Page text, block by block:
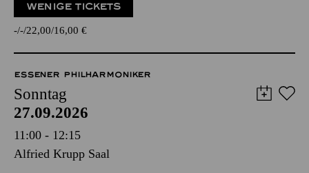
WENIGE TICKETS
- - 22,00 16,00 €
ESSENER PHILHARMONIKER
Sonntag
27.09.2026
11:00 - 12:15
Alfried Krupp Saal